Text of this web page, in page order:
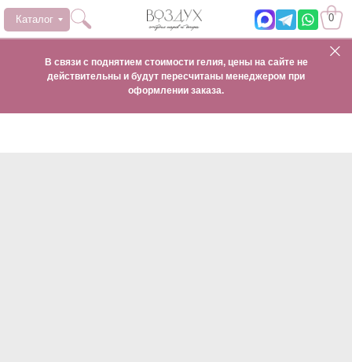
0
Каталог
В связи с поднятием стоимости гелия, цены на сайте не
действительны и будут пересчитаны менеджером при
оформлении заказа.